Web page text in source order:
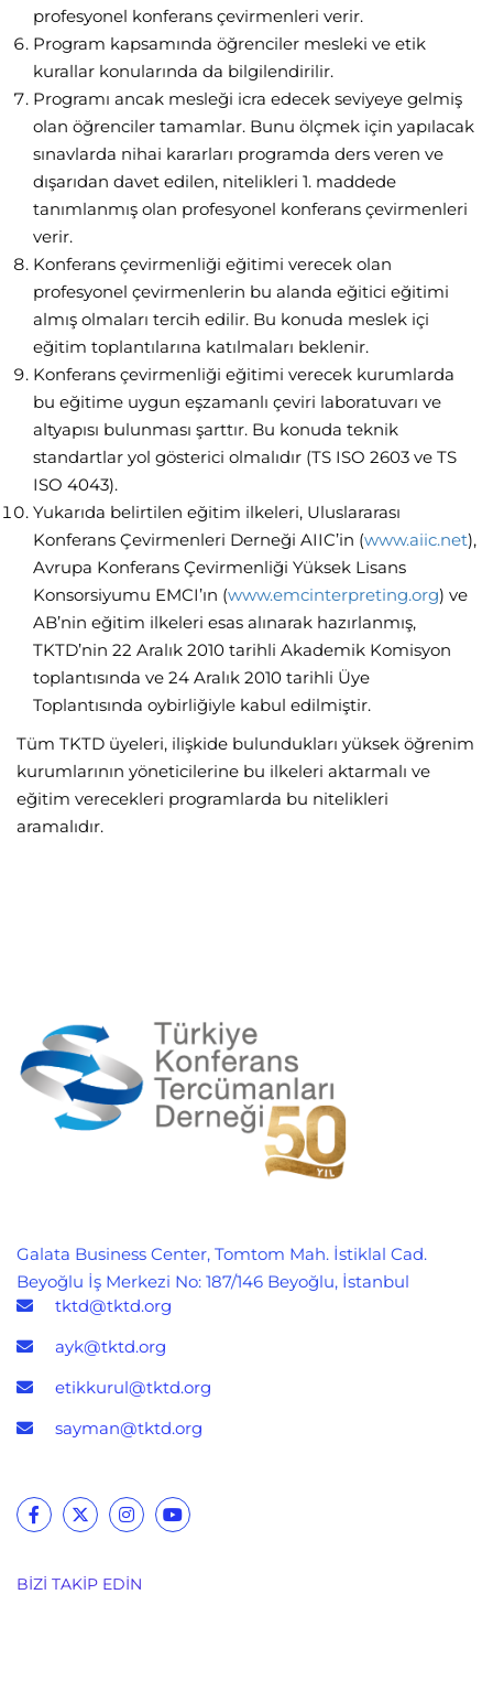
profesyonel konferans çevirmenleri verir.
Program kapsamında öğrenciler mesleki ve etik
kurallar konularında da bilgilendirilir.
Programı ancak mesleği icra edecek seviyeye gelmiş
olan öğrenciler tamamlar. Bunu ölçmek için yapılacak
sınavlarda nihai kararları programda ders veren ve
dışarıdan davet edilen, nitelikleri 1. maddede
tanımlanmış olan profesyonel konferans çevirmenleri
verir.
Konferans çevirmenliği eğitimi verecek olan
profesyonel çevirmenlerin bu alanda eğitici eğitimi
almış olmaları tercih edilir. Bu konuda meslek içi
eğitim toplantılarına katılmaları beklenir.
Konferans çevirmenliği eğitimi verecek kurumlarda
bu eğitime uygun eşzamanlı çeviri laboratuvarı ve
altyapısı bulunması şarttır. Bu konuda teknik
standartlar yol gösterici olmalıdır (TS ISO 2603 ve TS
ISO 4043).
Yukarıda belirtilen eğitim ilkeleri, Uluslararası
Konferans Çevirmenleri Derneği AIIC’in (www.aiic.net),
Avrupa Konferans Çevirmenliği Yüksek Lisans
Konsorsiyumu EMCI’ın (www.emcinterpreting.org) ve
AB’nin eğitim ilkeleri esas alınarak hazırlanmış,
TKTD’nin 22 Aralık 2010 tarihli Akademik Komisyon
toplantısında ve 24 Aralık 2010 tarihli Üye
Toplantısında oybirliğiyle kabul edilmiştir.
Tüm TKTD üyeleri, ilişkide bulundukları yüksek öğrenim
kurumlarının yöneticilerine bu ilkeleri aktarmalı ve
eğitim verecekleri programlarda bu nitelikleri
aramalıdır.
Galata Business Center, Tomtom Mah. İstiklal Cad.
Beyoğlu İş Merkezi No: 187/146 Beyoğlu, İstanbul
tktd@tktd.org
ayk@tktd.org
etikkurul@tktd.org
sayman@tktd.org
BIZI TAKIP EDIN